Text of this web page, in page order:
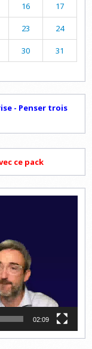
16 17
23 24
30
31
- Penser trois
ce pack
02:09